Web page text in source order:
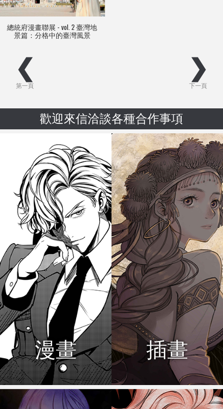
總統府漫畫聯展 - vol. 2 臺灣地
景篇：分格中的臺灣風景
❮
第一頁
❯
下一頁
歡迎來信洽談各種合作事項
漫畫 插畫